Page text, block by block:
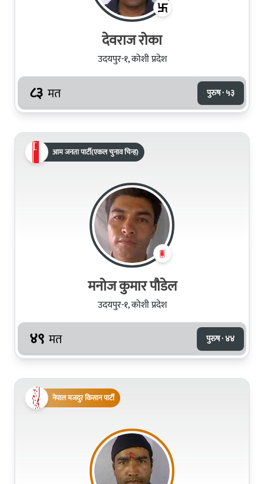
देवराज रोका
उदयपुर-१, कोशी प्रदेश
८३ मत पुरुष · ५३
आम जनता पार्टी(एकल चुनाव चिन्ह)
मनोज कुमार पौडेल
उदयपुर-१, कोशी प्रदेश
४९ मत पुरुष · ४४
नेपाल मजदुर किसान पार्टी